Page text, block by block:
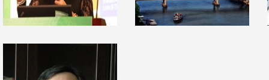
市”是在设计未来